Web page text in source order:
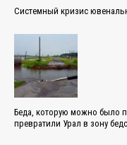
Системный кризис
Беда, которую можно было
превратили Урал в зону